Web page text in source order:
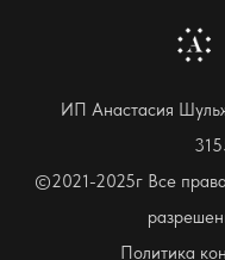
ИП Анастасия
©2021-2025г Все
Политика